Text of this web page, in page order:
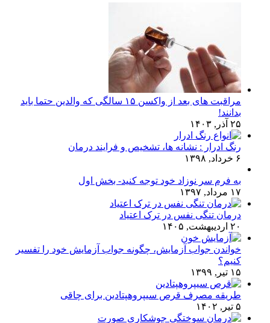
مراقبت های بعد از واکسن ۱۵ سالگی که والدین حتما باید
بدانند!
۲۵ آذر, ۱۴۰۳
رنگ ادرار : نشانه ها، تشخیص و فرایند درمان
۶ خرداد, ۱۳۹۸
به فرم سر نوزاد خود توجه کنید- بخش اول
۱۷ مرداد, ۱۳۹۷
درمان تنگی نفس در ترک اعتیاد
۲۰ اردیبهشت, ۱۴۰۵
خواندن جواب آزمایش، چگونه جواب آزمایش خود را تفسیر
کنیم؟
۱۵ تیر, ۱۳۹۹
طریقه مصرف قرص سیپروهپتادین برای چاقی
۵ تیر, ۱۴۰۲